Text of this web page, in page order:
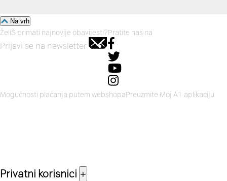
Na vrh
ŽeliŠ primati najnovije obavijesti?
Prijavi se na newsletter
Pratite nas na
Mogućnosti plaćanja putem webshopaPreuzmite Moj A1 aplikaciju
Privatni korisnici +